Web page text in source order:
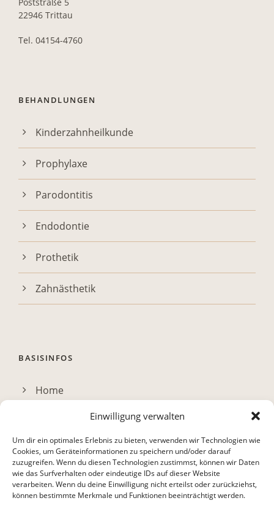
Einwilligung verwalten
Um dir ein optimales Erlebnis zu bieten, verwenden wir Technologien wie
Cookies, um Geräteinformationen zu speichern und/oder darauf
zuzugreifen. Wenn du diesen Technologien zustimmst, können wir Daten
wie das Surfverhalten oder eindeutige IDs auf dieser Website
verarbeiten. Wenn du deine Einwilligung nicht erteilst oder zurückziehst,
können bestimmte Merkmale und Funktionen beeinträchtigt werden.
22946 Trittau
Tel. 04154-4760
BEHANDLUNGEN
Kinderzahnheilkunde
Prophylaxe
Parodontitis
Endodontie
Prothetik
Zahnästhetik
BASISINFOS
Home
Impressum
Datenschutz